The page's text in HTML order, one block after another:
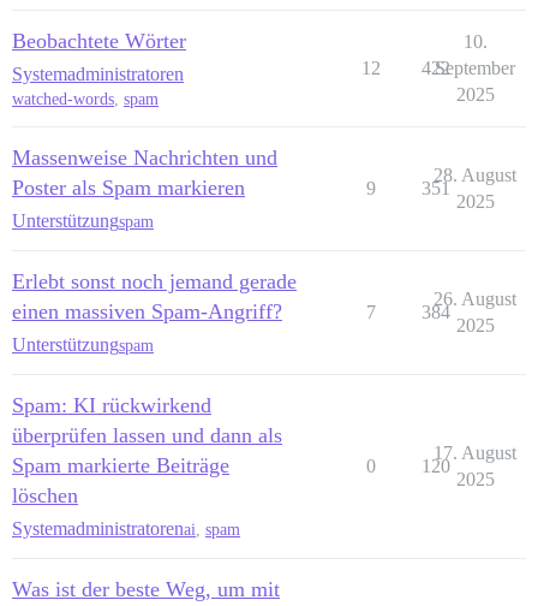
Beobachtete Wörter
Systemadministratoren
watched-words, spam
12 422
10.
September
2025
Massenweise Nachrichten und
Poster als Spam markieren
Unterstützungspam
9 351
28. August
2025
Erlebt sonst noch jemand gerade
einen massiven Spam-Angriff?
Unterstützungspam
7 384
26. August
2025
Spam: KI rückwirkend
überprüfen lassen und dann als
Spam markierte Beiträge
löschen
Systemadministratorenai spam
0 120
17. August
2025
Was ist der beste Weg, um mit